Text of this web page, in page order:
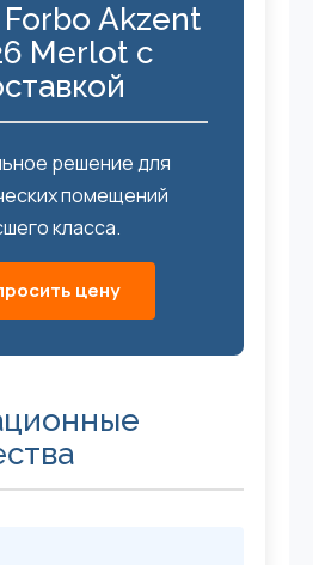
Forbo Akzent
Merlot с
решение для
помещений
класса.
цену